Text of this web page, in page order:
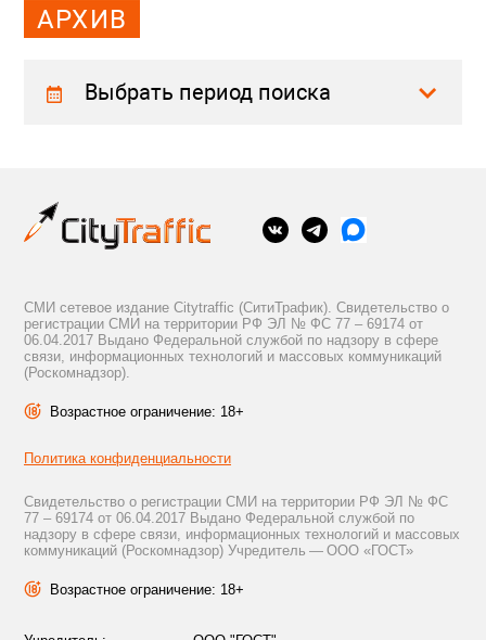
АРХИВ
Выбрать период поиска
СМИ сетевое издание Citytraffic (СитиТрафик). Свидетельство о
регистрации СМИ на территории РФ ЭЛ № ФС 77 – 69174 от
06.04.2017 Выдано Федеральной службой по надзору в сфере
связи, информационных технологий и массовых коммуникаций
(Роскомнадзор).
Возрастное ограничение: 18+
Политика конфиденциальности
Свидетельство о регистрации СМИ на территории РФ ЭЛ № ФС
77 – 69174 от 06.04.2017 Выдано Федеральной службой по
надзору в сфере связи, информационных технологий и массовых
коммуникаций (Роскомнадзор) Учредитель — ООО «ГОСТ»
Возрастное ограничение: 18+